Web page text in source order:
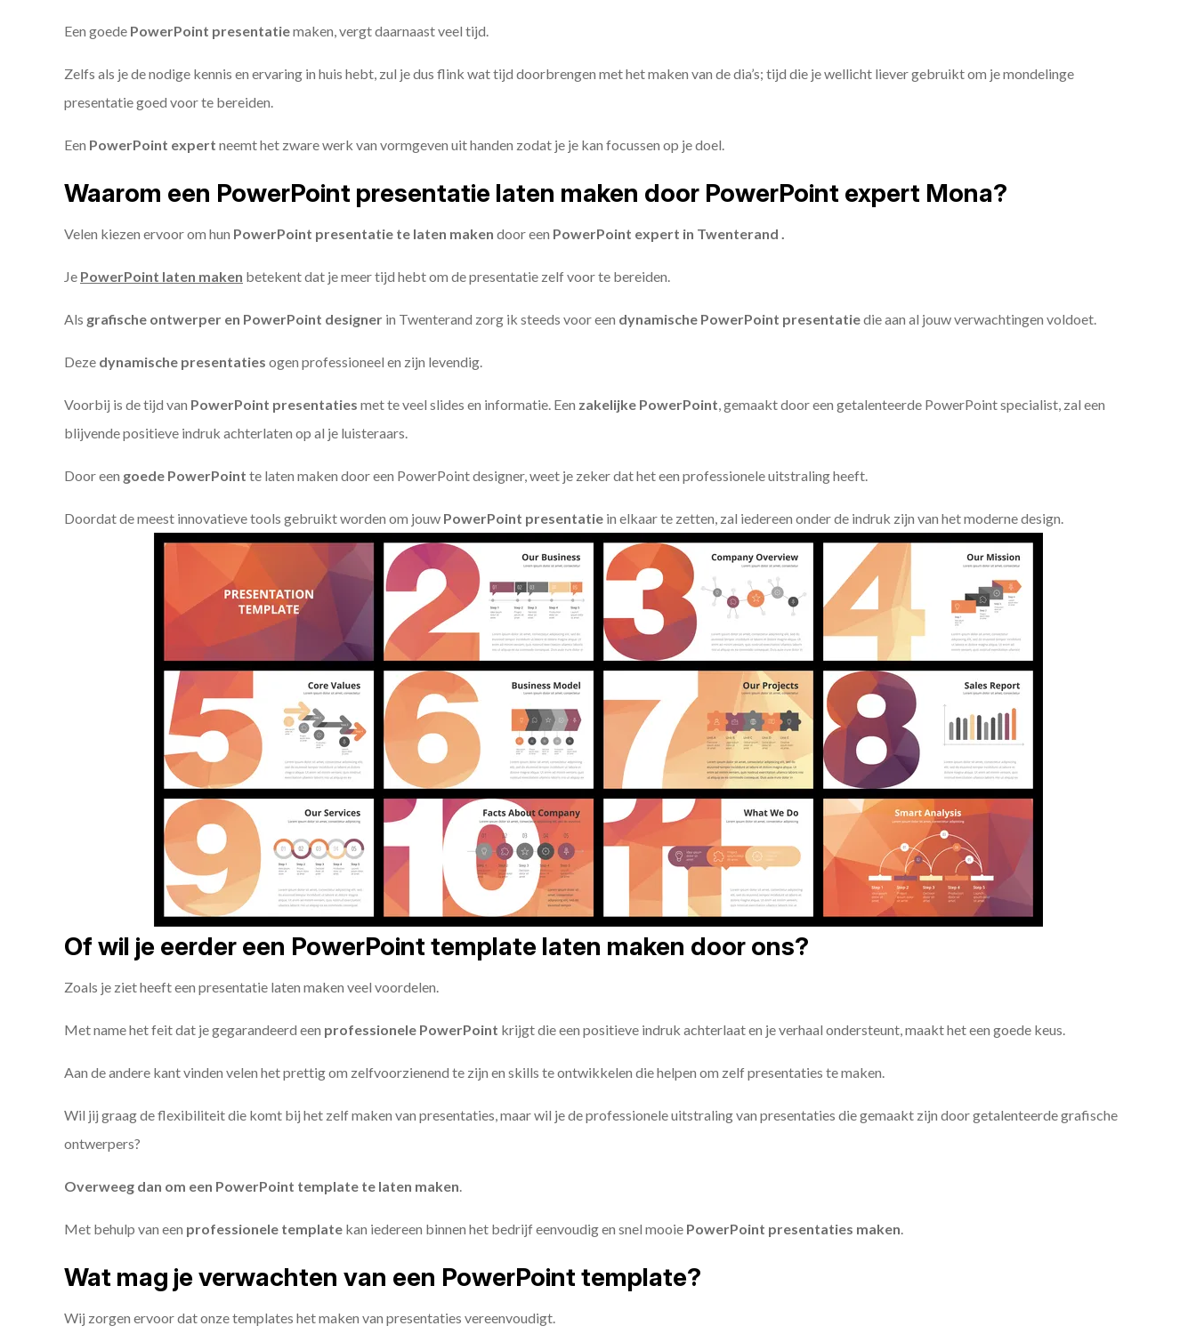
Een goede PowerPoint presentatiemaken, vergt daarnaast veel tijd.
Zelfs als je de nodige kennis en ervaring in huis hebt, zul je dus flink wat tijd doorbrengen met het maken van de dia’s; tijd die je wellicht liever gebruikt om je mondelinge
presentatie goed voor te bereiden.
Een PowerPoint expert neemt het zware werk van vormgeven uit handen zodat je je kan focussen op je doel.
Waarom een PowerPoint presentatie laten maken door PowerPoint expert Mona?
Velen kiezen ervoor om hun PowerPoint presentatie te laten maken door een PowerPoint expert in Twenterand .
Je PowerPoint laten maken betekent dat je meer tijd hebt om de presentatie zelf voor te bereiden.
Als grafische ontwerper en PowerPoint designer in Twenterand zorg ik steeds voor een dynamische PowerPoint presentatiedie aan al jouw verwachtingen voldoet.
Deze dynamische presentaties ogen professioneel en zijn levendig.
Voorbij is de tijd van PowerPoint presentaties met te veel slides en informatie. Een zakelijke PowerPoint, gemaakt door een getalenteerde PowerPoint specialist, zal een
blijvende positieve indruk achterlaten op al je luisteraars.
Door een goede PowerPoint te laten maken door een PowerPoint designer, weet je zeker dat het een professionele uitstraling heeft.
Doordat de meest innovatieve tools gebruikt worden om jouw PowerPoint presentatie in elkaar te zetten, zal iedereen onder de indruk zijn van het moderne design.
Of wil je eerder een PowerPoint template laten maken door ons?
Zoals je ziet heeft een presentatie laten maken veel voordelen.
Met name het feit dat je gegarandeerd een professionele PowerPoint krijgt die een positieve indruk achterlaat en je verhaal ondersteunt, maakt het een goede keus.
Aan de andere kant vinden velen het prettig om zelfvoorzienend te zijn en skills te ontwikkelen die helpen om zelf presentaties te maken.
Wil jij graag de flexibiliteit die komt bij het zelf maken van presentaties, maar wil je de professionele uitstraling van presentaties die gemaakt zijn door getalenteerde grafische
ontwerpers?
Overweeg dan om een PowerPoint template te laten maken.
Met behulp van een professionele template kan iedereen binnen het bedrijf eenvoudig en snel mooie PowerPoint presentaties maken.
Wat mag je verwachten van een PowerPoint template?
Wij zorgen ervoor dat onze templates het maken van presentaties vereenvoudigt.